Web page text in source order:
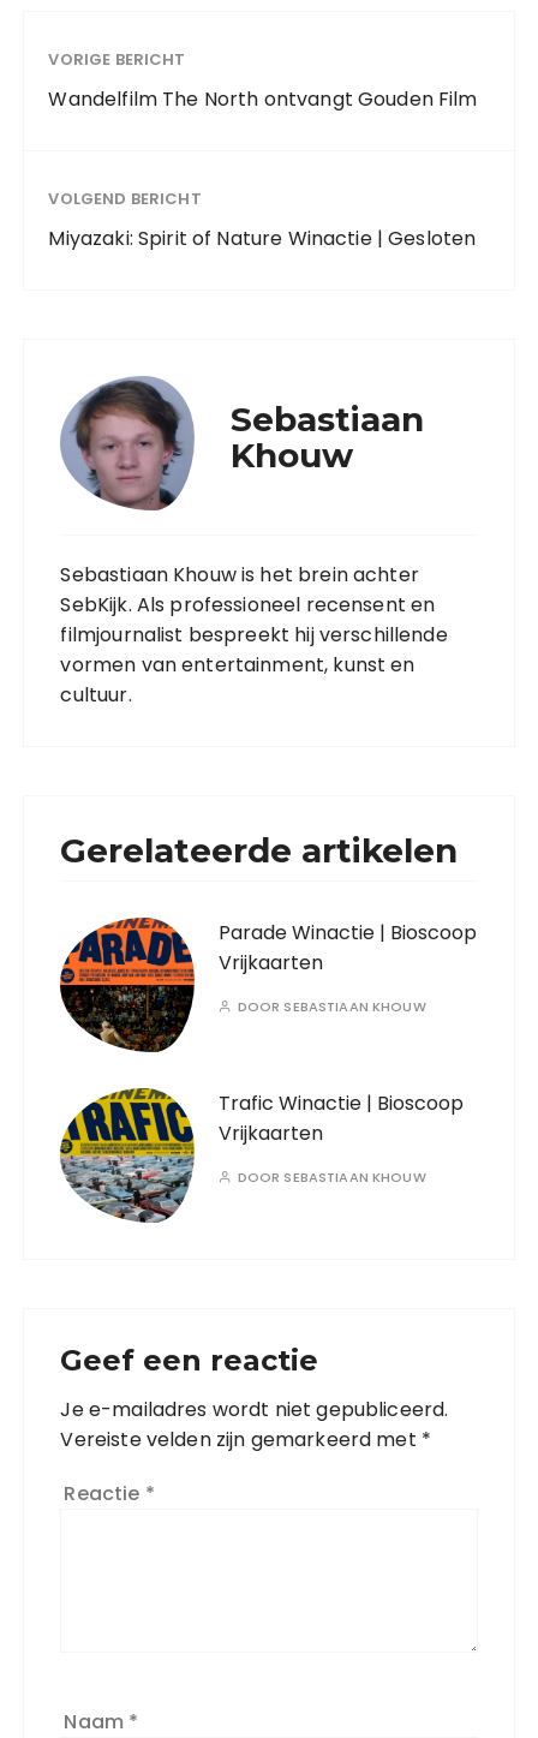
VORIGE BERICHT
Wandelfilm The North ontvangt Gouden Film
VOLGEND BERICHT
Miyazaki: Spirit of Nature Winactie | Gesloten
Sebastiaan
Khouw
Sebastiaan Khouw is het brein achter
SebKijk. Als professioneel recensent en
filmjournalist bespreekt hij verschillende
vormen van entertainment, kunst en
cultuur.
Gerelateerde artikelen
Parade Winactie | Bioscoop
Vrijkaarten
DOOR SEBASTIAAN KHOUW
Trafic Winactie | Bioscoop
Vrijkaarten
DOOR SEBASTIAAN KHOUW
Geef een reactie
Je e-mailadres wordt niet gepubliceerd.
Vereiste velden zijn gemarkeerd met *
Reactie *
Naam *